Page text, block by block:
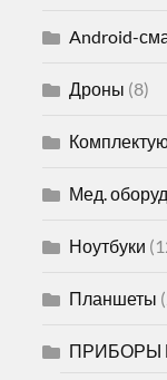
Android-
Дроны (8)
Мед.
Ноутбуки
Планшеты
ПРИБОРЫ